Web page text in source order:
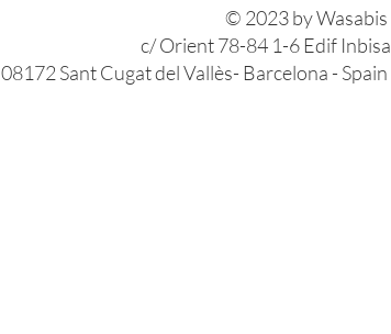
​​© 2023 by Wasabis
c/ Orient 78-84 1-6 Edif Inbisa
08172 Sant Cugat del Vallès- Barcelona - Spain